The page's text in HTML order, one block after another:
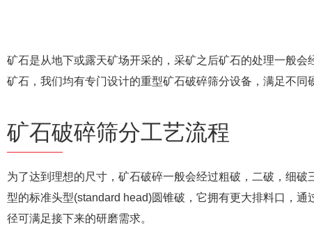
矿石是从地下或露天矿场开采的，采矿之后矿石的处理一般
矿石，我们均有专门设计的重型矿石破碎筛分设备，满足不
矿石破碎筛分工艺流程
为了达到理想的尺寸，矿石破碎一般会经过粗破，二破，细
型的标准头型(standard head)圆锥破，它拥有更大排料口，
径可满足接下来的研磨需求。